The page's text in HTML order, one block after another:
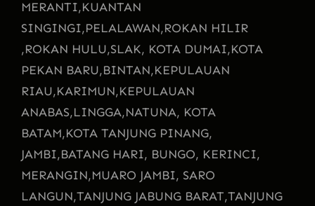
MERANTI,KUANTAN
SINGINGI,PELALAWAN,ROKAN HILIR
,ROKAN HULU,SLAK, KOTA DUMAI,KOTA
PEKAN BARU,BINTAN,KEPULAUAN
RIAU,KARIMUN,KEPULAUAN
ANABAS,LINGGA,NATUNA, KOTA
BATAM,KOTA TANJUNG PINANG,
JAMBI,BATANG HARI, BUNGO, KERINCI,
MERANGIN,MUARO JAMBI, SARO
LANGUN,TANJUNG JABUNG BARAT,TANJUNG